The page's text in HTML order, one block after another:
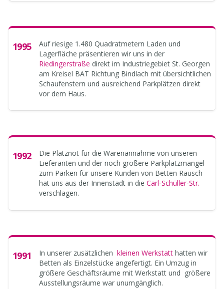
1995
Auf riesige 1.480 Quadratmetern Laden und
Lagerfläche präsentieren wir uns in der
Riedingerstraße direkt im Industriegebiet St. Georgen
am Kreisel BAT Richtung Bindlach mit übersichtlichen
Schaufenstern und ausreichend Parkplätzen direkt
vor dem Haus.
1992
Die Platznot für die Warenannahme von unseren
Lieferanten und der noch größere Parkplatzmangel
zum Parken für unsere Kunden von Betten Rausch
hat uns aus der Innenstadt in die Carl-Schüller-Str.
verschlagen.
1991 In unserer zusätzlichen kleinen Werkstatt hatten wir
Betten als Einzelstücke angefertigt. Ein Umzug in
größere Geschäftsräume mit Werkstatt und größere
Ausstellungsräume war unumgänglich.